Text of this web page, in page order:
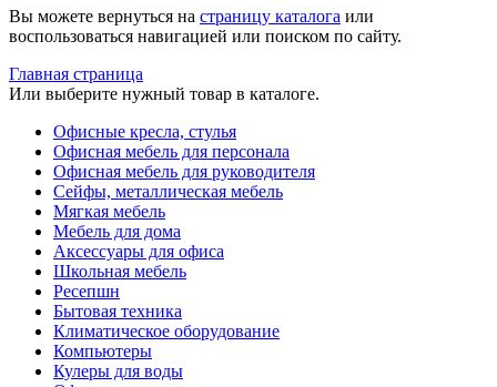
Вы можете вернуться на страницу каталога или
воспользоваться навигацией или поиском по сайту.
Главная страница
Или выберите нужный товар в каталоге.
Офисные кресла, стулья
Офисная мебель для персонала
Офисная мебель для руководителя
Сейфы, металлическая мебель
Мягкая мебель
Мебель для дома
Аксессуары для офиса
Школьная мебель
Ресепшн
Бытовая техника
Климатическое оборудование
Компьютеры
Кулеры для воды